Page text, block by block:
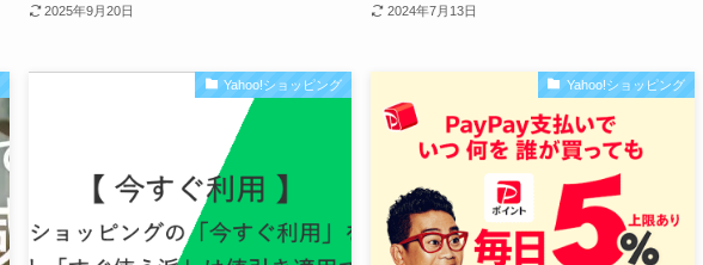
2025年9月20日 2024年7月13日
Yahoo!ショッピング Yahoo!ショッピング